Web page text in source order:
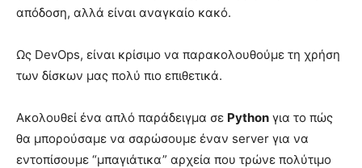
απόδοση, αλλά είναι αναγκαίο κακό.
Ως DevOps, είναι κρίσιμο να παρακολουθούμε τη χρήση
των δίσκων μας πολύ πιο επιθετικά.
Ακολουθεί ένα απλό παράδειγμα σε Python για το πώς
θα μπορούσαμε να σαρώσουμε έναν server για να
εντοπίσουμε “μπαγιάτικα” αρχεία που τρώνε πολύτιμο